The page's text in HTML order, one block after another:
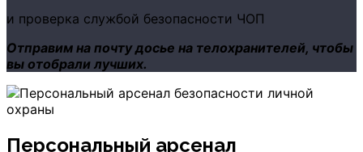
и проверка службой безопасности ЧОП
Отправим на почту досье на телохранителей, чтобы
вы отобрали лучших.
Персональный арсенал